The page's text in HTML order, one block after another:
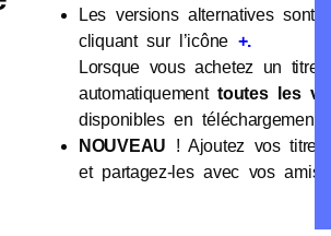
Les versions alternatives sont
cliquant sur l’icône +.
Lorsque vous achetez un titre,
automatiquementtoutes les
disponibles en téléchargement !
NOUVEAU ! Ajoutez vos
et partagez-les avec vos